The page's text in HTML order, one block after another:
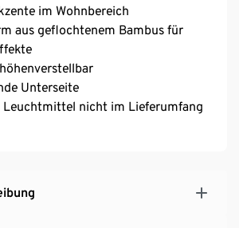
im Wohnbereich
aus geflochtenem Bambus für
Unterseite
Leuchtmittel nicht im Lieferumfang